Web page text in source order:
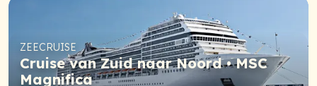
ZEECRUISE
Cruise van Zuid naar Noord • MSC
Magnifica